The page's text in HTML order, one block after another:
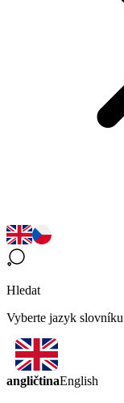
Hledat
Vyberte jazyk slovníku
angličtinaEnglish